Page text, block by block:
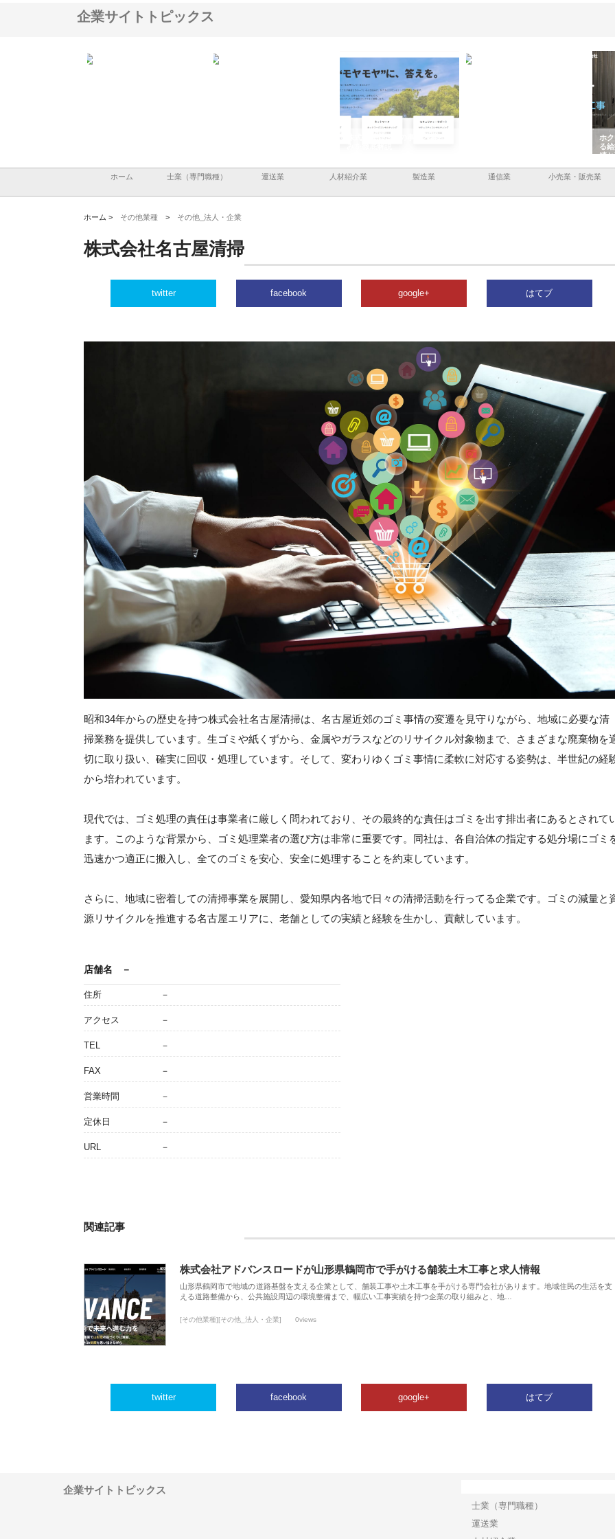
企業サイトトピックス
株式会社ＣＳＡの事業内容と強
ホ
る
績
ホーム 士業（専門職種） 運送業 人材紹介業 製造業 通信業 小売業・販売業
ホーム > その他業種 > その他_法人・企業
株式会社名古屋清掃
twitter facebook google+ はてブ
昭和34年からの歴史を持つ株式会社名古屋清掃は、名古屋近郊のゴミ事情の変遷を見守りながら、地域に必要な清
掃業務を提供しています。生ゴミや紙くずから、金属やガラスなどのリサイクル対象物まで、さまざまな廃棄物を
切に取り扱い、確実に回収・処理しています。そして、変わりゆくゴミ事情に柔軟に対応する姿勢は、半世紀の経
から培われています。
現代では、ゴミ処理の責任は事業者に厳しく問われており、その最終的な責任はゴミを出す排出者にあるとされて
ます。このような背景から、ゴミ処理業者の選び方は非常に重要です。同社は、各自治体の指定する処分場にゴミ
迅速かつ適正に搬入し、全てのゴミを安心、安全に処理することを約束しています。
さらに、地域に密着しての清掃事業を展開し、愛知県内各地で日々の清掃活動を行ってる企業です。ゴミの減量と
源リサイクルを推進する名古屋エリアに、老舗としての実績と経験を生かし、貢献しています。
店舗名 －
住所 －
アクセス －
TEL －
FAX －
営業時間 －
定休日 －
URL －
関連記事
株式会社アドバンスロードが山形県鶴岡市で手がける舗装土木工事と求人情報
山形県鶴岡市で地域の道路基盤を支える企業として、舗装工事や土木工事を手がける専門会社があります。地域住民の生活を支
える道路整備から、公共施設周辺の環境整備まで、幅広い工事実績を持つ企業の取り組みと、地…
[その他業種][その他_法人・企業] 0views
twitter facebook google+ はてブ
企業サイトトピックス
士業（専門職種）
運送業